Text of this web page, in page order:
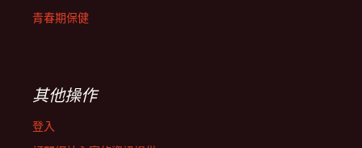
青春期保健
其他操作
登入